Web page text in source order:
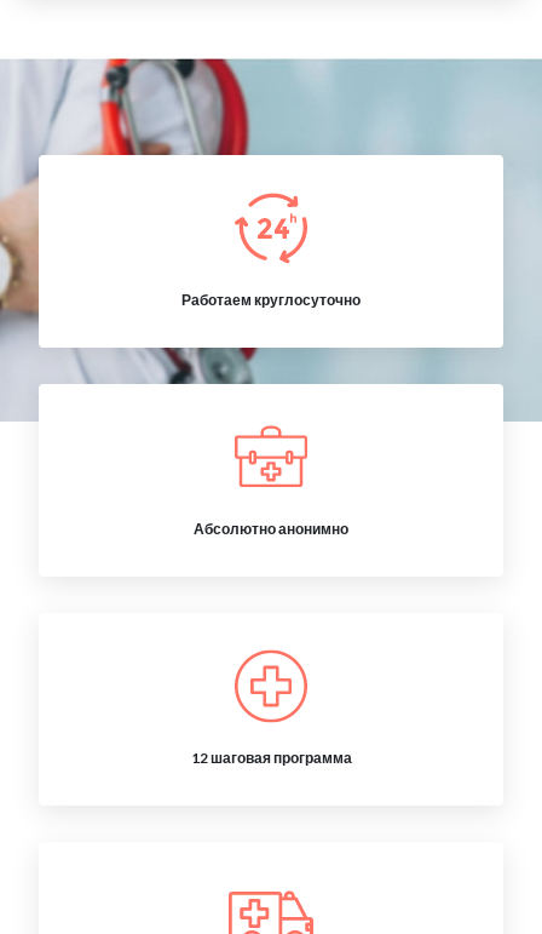
Работаем круглосуточно
Абсолютно анонимно
12 шаговая программа